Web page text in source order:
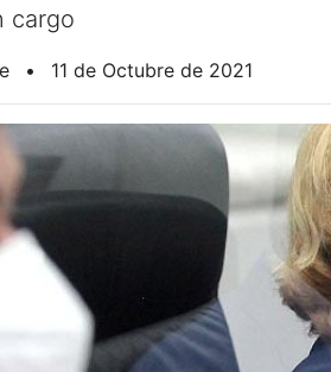
cargo
• 11 de Octubre de 2021